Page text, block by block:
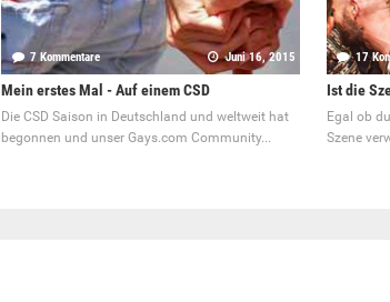
7 Kommentare Juni 16, 2015
Mein erstes Mal - Auf einem CSD
Die CSD Saison in Deutschland und weltweit hat
begonnen und unser Gays.com Community...
17
Ist die
Egal ob
Szene